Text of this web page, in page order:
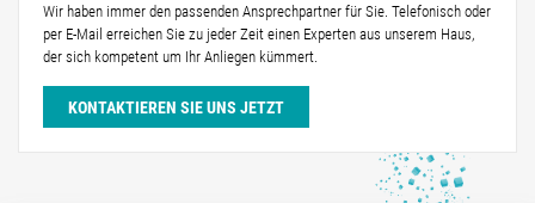
Wir haben immer den passenden Ansprechpartner für Sie. Telefonisch oder
per E-Mail erreichen Sie zu jeder Zeit einen Experten aus unserem Haus,
der sich kompetent um Ihr Anliegen kümmert.
KONTAKTIEREN SIE UNS JETZT